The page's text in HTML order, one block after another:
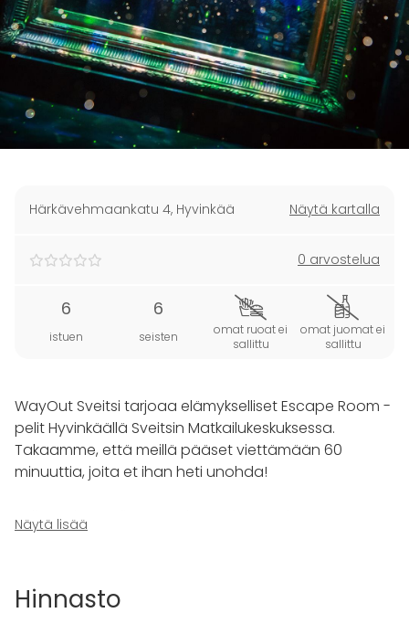
Härkävehmaankatu 4, Hyvinkää Näytä kartalla
0 arvostelua
6
istuen
6
seisten
omat ruoat ei
sallittu
omat juomat ei
sallittu
WayOut Sveitsi tarjoaa elämykselliset Escape Room -
pelit Hyvinkäällä Sveitsin Matkailukeskuksessa.
Takaamme, että meillä pääset viettämään 60
minuuttia, joita et ihan heti unohda!
Pelissä Sinut suljetaan ryhmäsi kanssa huoneeseen,
josta on vain yksi ulospääsy. Aikaa on tasan 60
tiimityöskentelytaitoja, luovuutta ja heittäytyä
Näytä lisää
Hinnasto